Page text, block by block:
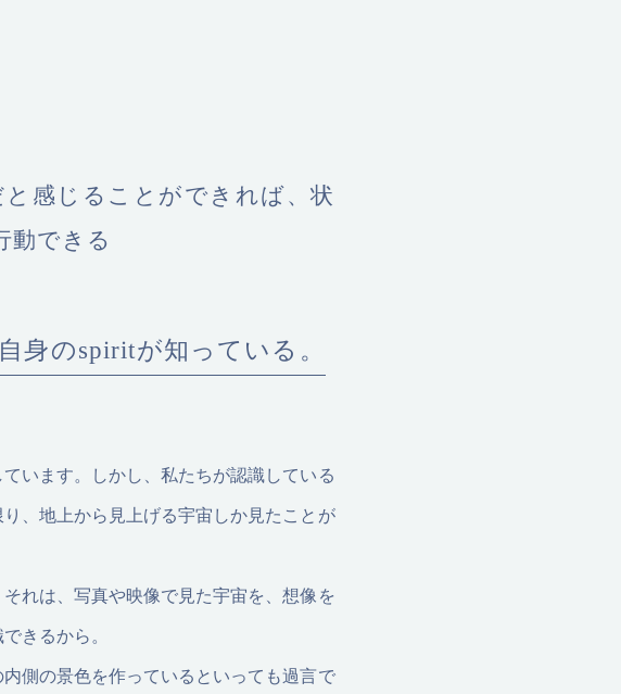
感じることができれば、状
動できる
身のspiritが知っている。
います。しかし、私たちが認識している
、地上から見上げる宇宙しか見たことが
れは、写真や映像で見た宇宙を、想像を
きるから。
側の景色を作っているといっても過言で